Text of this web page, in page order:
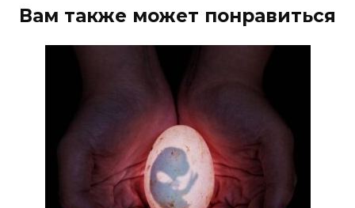
Вам также может понравиться